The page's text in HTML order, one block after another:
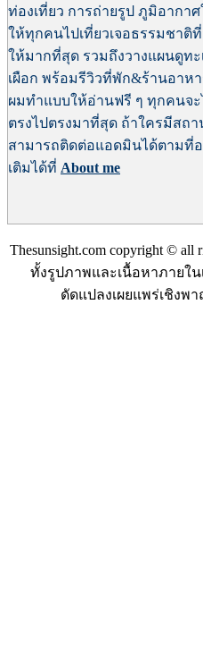
ท่องเที่ยว การถ่ายรูป ภูมิอากา
ให้ทุกคนไปเที่ยวเจอธรรมชาติ
ให้มากที่สุด รวมถึงวางแผนดูท
เผือก พร้อมรีวิวที่พัก&ร้านอาห
ผมทำแบบให้อ่านฟรี ๆ ทุกคนจ
ตรงไปตรงมาที่สุด ถ้าใครมีสถ
สามารถติดต่อแอดมินได้ตามที่อ
เติมได้ที่ About me
Thesunsight.com copyright ©
ทั้งรูปภาพและเนื้อหาภายใ
ดัดแปลงเผยแพร่เชิง